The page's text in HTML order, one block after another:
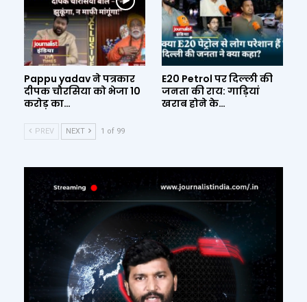
Pappu yadav ने पत्रकार
दीपक चौरसिया को भेजा 10
करोड़ का…
E20 Petrol पर दिल्ली की
जनता की राय: गाड़ियां
खराब होने के…
PREV NEXT 1 of 99